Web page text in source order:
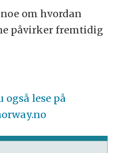
om hvordan
påvirker fremtidig
også lese på